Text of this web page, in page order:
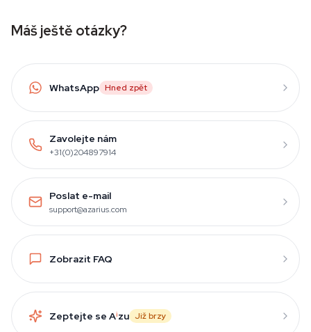
Máš ještě otázky?
WhatsApp Hned zpět
Zavolejte nám
+31(0)204897914
Poslat e-mail
support@azarius.com
Zobrazit FAQ
Zeptejte se Aizu Již brzy